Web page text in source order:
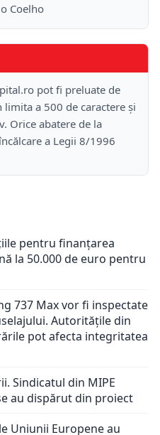
Coelho
pot fi preluate de
a 500 de caractere și
Orice abatere de la
a Legii 8/1996
pentru finanțarea
la 50.000 de euro pentru
737 Max vor fi inspectate
Autoritățile din
pot afecta integritatea
Sindicatul din MIPE
au dispărut din proiect
Uniunii Europene au